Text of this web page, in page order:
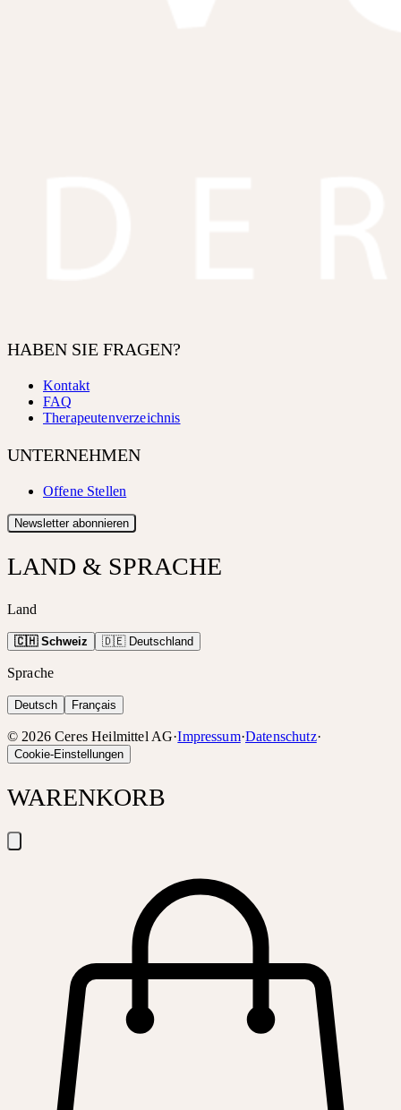
HABEN SIE FRAGEN?
Kontakt
FAQ
Therapeutenverzeichnis
UNTERNEHMEN
Offene Stellen
Newsletter abonnieren
LAND & SPRACHE
Land
🇨🇭 Schweiz 🇩🇪 Deutschland
Sprache
Deutsch Français
© 2026 Ceres Heilmittel AG·Impressum·Datenschutz·
Cookie-Einstellungen
WARENKORB